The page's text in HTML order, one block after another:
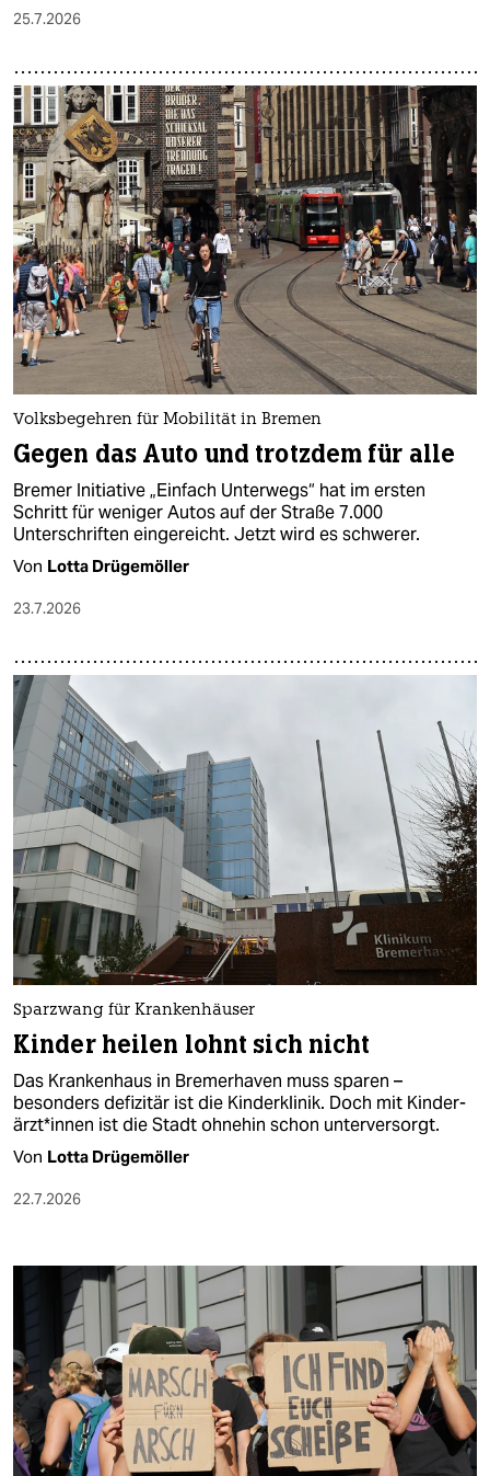
25.7.2026
Volksbegehren für Mobilität in Bremen
Gegen das Auto und trotzdem für alle
Bremer Initiative „Einfach Unterwegs“ hat im ersten
Schritt für weniger Autos auf der Straße 7.000
Unterschriften eingereicht. Jetzt wird es schwerer.
Von Lotta Drügemöller
23.7.2026
Sparzwang für Krankenhäuser
Kinder heilen lohnt sich nicht
Das Krankenhaus in Bremerhaven muss sparen –
besonders defizitär ist die Kinderklinik. Doch mit Kin­der­
ärz­t*in­nen ist die Stadt ohnehin schon unterversorgt.
Von Lotta Drügemöller
22.7.2026